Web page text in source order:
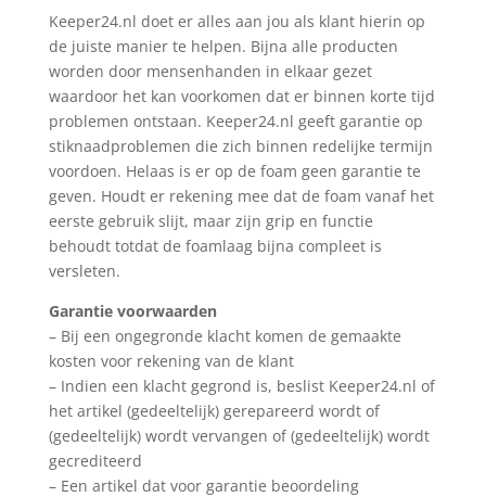
Keeper24.nl doet er alles aan jou als klant hierin op
de juiste manier te helpen. Bijna alle producten
worden door mensenhanden in elkaar gezet
waardoor het kan voorkomen dat er binnen korte tijd
problemen ontstaan. Keeper24.nl geeft garantie op
stiknaadproblemen die zich binnen redelijke termijn
voordoen. Helaas is er op de foam geen garantie te
geven. Houdt er rekening mee dat de foam vanaf het
eerste gebruik slijt, maar zijn grip en functie
behoudt totdat de foamlaag bijna compleet is
versleten.
Garantie voorwaarden
– Bij een ongegronde klacht komen de gemaakte
kosten voor rekening van de klant
– Indien een klacht gegrond is, beslist Keeper24.nl of
het artikel (gedeeltelijk) gerepareerd wordt of
(gedeeltelijk) wordt vervangen of (gedeeltelijk) wordt
gecrediteerd
– Een artikel dat voor garantie beoordeling